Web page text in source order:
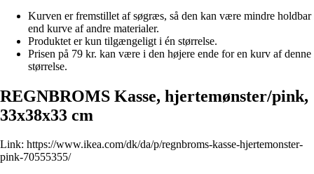
Kurven er fremstillet af søgræs, så den kan være mindre holdbar
end kurve af andre materialer.
Produktet er kun tilgængeligt i én størrelse.
Prisen på 79 kr. kan være i den højere ende for en kurv af denne
størrelse.
REGNBROMS Kasse, hjertemønster/pink,
33x38x33 cm
Link: https://www.ikea.com/dk/da/p/regnbroms-kasse-hjertemonster-
pink-70555355/